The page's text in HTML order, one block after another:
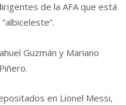
de la AFA que está
Guzmán y Mariano
en Lionel Messi,